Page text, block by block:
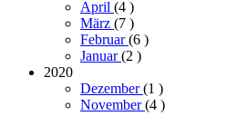
April (4 )
März (7 )
Februar(6 )
Januar(2 )
2020
Dezember(1 )
November(4 )